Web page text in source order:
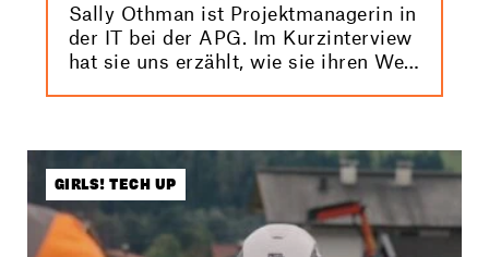
Sally Othman ist Projektmanagerin in
der IT bei der APG. Im Kurzinterview
hat sie uns erzählt, wie sie ihren Weg
GIRLS! TECH UP